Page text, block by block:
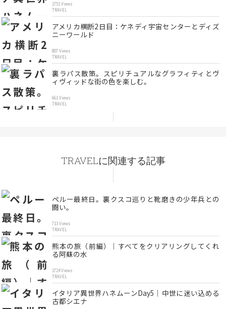
1751 Views
TRAVEL
アメリカ横断2日目：ケネディ宇宙センターとディズ
ニーワールド
807 Views
TRAVEL
裏ラパス散策。スピリチュアルなグラフィティとヴ
ィヴィッドな街の色を楽しむ。
661 Views
TRAVEL
TRAVELに関連する記事
ペルー最終日。裏クスコ巡りと靴磨きの少年兵との
闘い。
713 Views
TRAVEL
熊本の旅（前編）｜すべてをクリアリングしてくれ
る阿蘇の水
1724 Views
TRAVEL
イタリア異世界ハネムーンDay5｜中世に迷い込める
古都シエナ